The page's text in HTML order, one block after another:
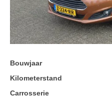
Bouwjaar
Kilometerstand
Carrosserie